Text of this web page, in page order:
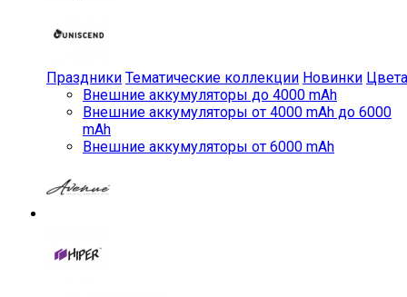
Праздники Тематические коллекции Новинки Цвета
Внешние аккумуляторы до 4000 mAh
Внешние аккумуляторы от 4000 mAh до 6000
mAh
Внешние аккумуляторы от 6000 mAh